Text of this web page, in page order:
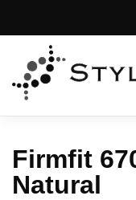
Firmfit
Natural